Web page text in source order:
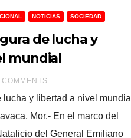
NOTICIAS SOCIEDAD
de lucha y
mundial
COMMENTS
y libertad a nivel mundial
Mor.- En el marco del
del General Emiliano